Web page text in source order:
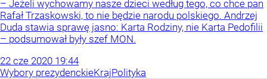
– Jeżeli wychowamy nasze dzieci według tego, co chce pan
Rafał Trzaskowski, to nie będzie narodu polskiego. Andrzej
Duda stawia sprawę jasno: Karta Rodziny, nie Karta Pedofilii
– podsumował były szef MON.
22 cze 2020 19:44
Wybory prezydenckieKrajPolityka